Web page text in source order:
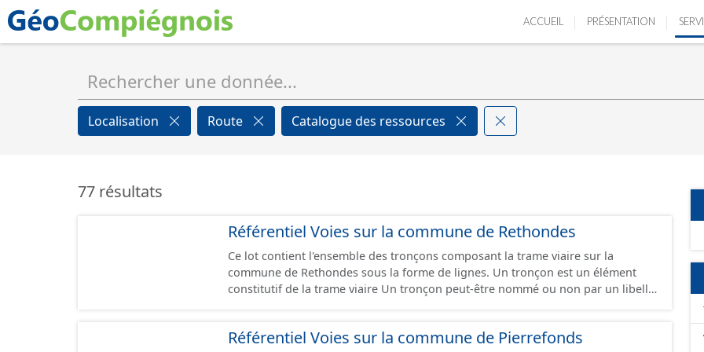
ACCUEIL PRÉSENTATION
Localisation Route Catalogue des ressources
77 résultats
Référentiel Voies sur la commune de Rethondes
Ce lot contient l'ensemble des tronçons composant la trame viaire sur la
commune de Rethondes sous la forme de lignes. Un tronçon est un élément
constitutif de la trame viaire Un tronçon peut-être nommé ou non par un libellé
topologiques : les extrémités d’un tronçon correspondent à des intersections ou
Référentiel Voies sur la commune de Pierrefonds